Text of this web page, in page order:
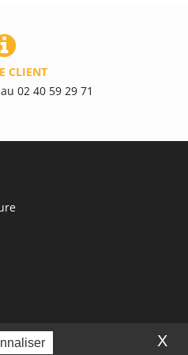
CLIENT
02 40 59 29 71
X